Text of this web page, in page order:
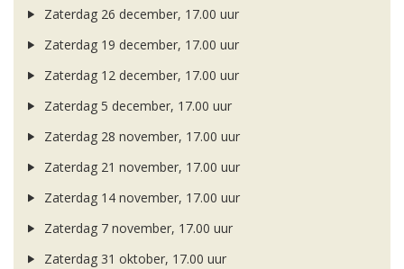
Zaterdag 26 december, 17.00 uur
Zaterdag 19 december, 17.00 uur
Zaterdag 12 december, 17.00 uur
Zaterdag 5 december, 17.00 uur
Zaterdag 28 november, 17.00 uur
Zaterdag 21 november, 17.00 uur
Zaterdag 14 november, 17.00 uur
Zaterdag 7 november, 17.00 uur
Zaterdag 31 oktober, 17.00 uur